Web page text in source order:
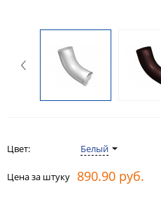
Цвет: Белый
Цена за штуку 890.90 руб.